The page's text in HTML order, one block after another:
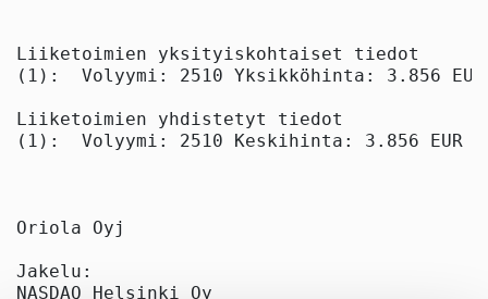
Liiketoimien yksityiskohtaiset tiedot
(1):  Volyymi: 2510 Yksikköhinta: 3.856 EUR
Liiketoimien yhdistetyt tiedot
(1):  Volyymi: 2510 Keskihinta: 3.856 EUR
Oriola Oyj
Jakelu:
NASDAQ Helsinki Oy